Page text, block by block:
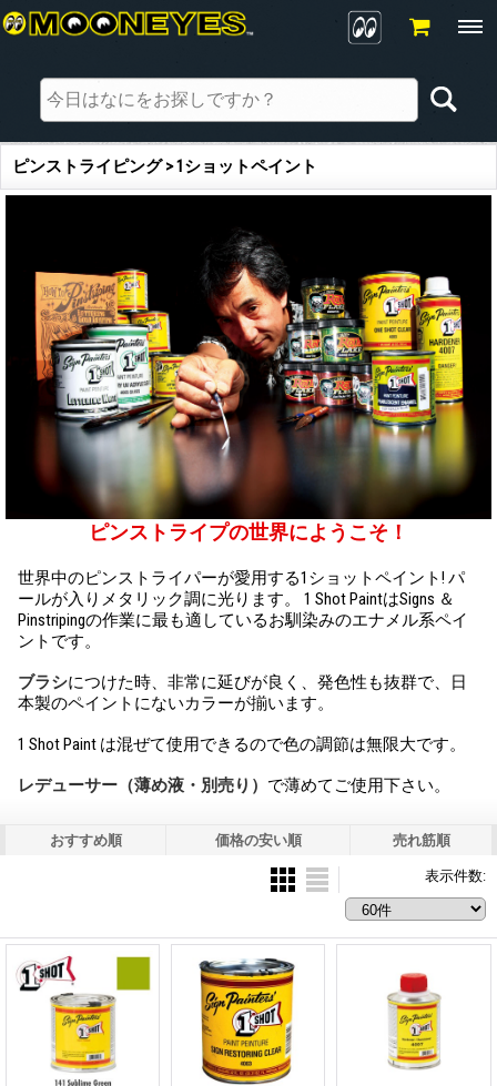
ピンストライピング > 1ショットペイント
ピンストライプの世界にようこそ！
世界中のピンストライパーが愛用する1ショットペイント! パ
ールが入りメタリック調に光ります。 1 Shot PaintはSigns ＆
Pinstripingの作業に最も適しているお馴染みのエナメル系ペイ
ントです。
ブラシにつけた時、非常に延びが良く、発色性も抜群で、日
本製のペイントにないカラーが揃います。
1 Shot Paint は混ぜて使用できるので色の調節は無限大です。
レデューサー（薄め液・別売り） で薄めてご使用下さい。
おすすめ順 価格の安い順 売れ筋順
表示件数: